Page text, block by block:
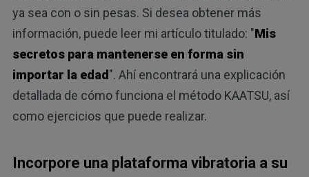
ya sea con o sin pesas. Si desea obtener más
información, puede leer mi artículo titulado: "Mis
secretos para mantenerse en forma sin
importar la edad". Ahí encontrará una explicación
detallada de cómo funciona el método KAATSU, así
como ejercicios que puede realizar.
Incorpore una plataforma vibratoria a su